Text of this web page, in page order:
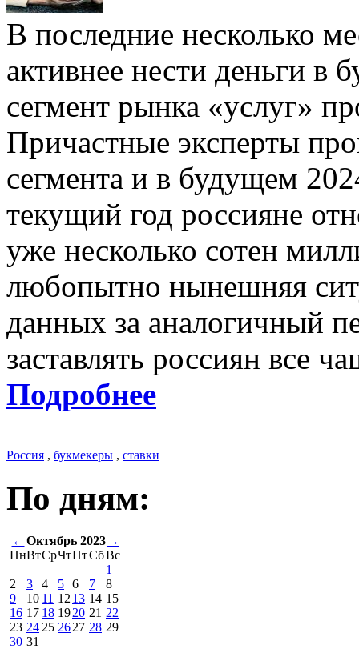
В последние несколько
активнее нести деньги в
сегмент рынка «услуг»
Причастные эксперты
сегмента и в будущем
текущий год россияне
уже несколько сотен
любопытно нынешняя
данных за аналогичный
заставлять россиян все
Подробнее
Россия , букмекеры , ставки
По дням:
← Октябрь 2023 →
ПнВтСрЧтПтСбВс
1
2
3 4 5 6 7
8
9
10 11 12 13 14 15
16 17 18 1920 21 22
23 24 25 2627 28 29
30 31